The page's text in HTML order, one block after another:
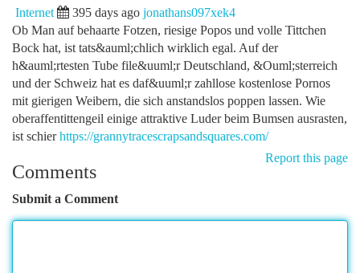
Internet 395 days ago jonathans097xek4
Ob Man auf behaarte Fotzen, riesige Popos und volle Tittchen
Bock hat, ist tats&auml;chlich wirklich egal. Auf der
h&auml;rtesten Tube file&uuml;r Deutschland, &Ouml;sterreich
und der Schweiz hat es daf&uuml;r zahllose kostenlose Pornos
mit gierigen Weibern, die sich anstandslos poppen lassen. Wie
oberaffentittengeil einige attraktive Luder beim Bumsen ausrasten,
ist schierhttps://grannytracescrapsandsquares.com/
Report this page
Comments
Submit a Comment